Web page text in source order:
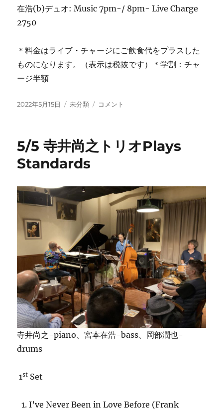
在浩(b)デュオ: Music 7pm-/ 8pm- Live Charge
2750
＊料金はライブ・チャージにご飲食代をプラスした
ものになります。（表示は税抜です）＊学割：チャ
ージ半額
投
2022年5月15日
カ
ー
未分類
今
案
寺
井
＋
イ
ウ
Duo-
Special
Selection!
に
コメント
5/5 寺井尚之トリオPlays
Standards
寺井尚之-piano、宮本在浩-bass、岡部潤也-
drums
1st Set
I’ve Never Been in Love Before (Frank